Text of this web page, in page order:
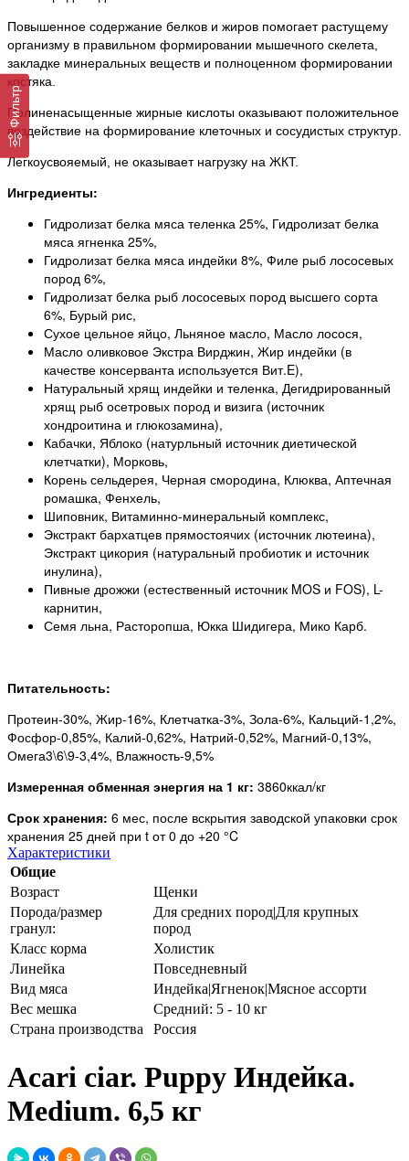
Фильтр
Повышенное содержание белков и жиров помогает растущему
организму в правильном формировании мышечного скелета,
закладке минеральных веществ и полноценном формировании
костяка.
Полиненасыщенные жирные кислоты оказывают положительное
воздействие на формирование клеточных и сосудистых структур.
Легкоусвояемый, не оказывает нагрузку на ЖКТ.
Ингредиенты:
Гидролизат белка мяса теленка 25%, Гидролизат белка
мяса ягненка 25%,
Гидролизат белка мяса индейки 8%, Филе рыб лососевых
пород 6%,
Гидролизат белка рыб лососевых пород высшего сорта
6%, Бурый рис,
Сухое цельное яйцо, Льняное масло, Масло лосося,
Масло оливковое Экстра Вирджин, Жир индейки (в
качестве консерванта используется Вит.E),
Натуральный хрящ индейки и теленка, Дегидрированный
хрящ рыб осетровых пород и визига (источник
хондроитина и глюкозамина),
Кабачки, Яблоко (натурльный источник диетической
клетчатки), Морковь,
Корень сельдерея, Черная смородина, Клюква, Аптечная
ромашка, Фенхель,
Шиповник, Витаминно-минеральный комплекс,
Экстракт бархатцев прямостоячих (источник лютеина),
Экстракт цикория (натуральный пробиотик и источник
инулина),
Пивные дрожжи (естественный источник MOS и FOS), L-
карнитин,
Семя льна, Расторопша, Юкка Шидигера, Мико Карб.
Питательность:
Протеин-30%, Жир-16%, Клетчатка-3%, Зола-6%, Кальций-1,2%,
Фосфор-0,85%, Калий-0,62%, Натрий-0,52%, Магний-0,13%,
Омега3\6\9-3,4%, Влажность-9,5%
Измеренная обменная энергия на 1 кг: 3860ккал/кг
Срок хранения: 6 мес, после вскрытия заводской упаковки срок
хранения 25 дней при t от 0 до +20 °C
Характеристики
Общие
Возраст
Щенки
Порода/размер
гранул:
Для средних пород|Для крупных
пород
Класс корма
Холистик
Линейка
Повседневный
Вид мяса
Индейка|Ягненок|Мясное ассорти
Вес мешка
Средний: 5 - 10 кг
Страна производства
Россия
Acari ciar. Puppy Индейка.
Medium. 6,5 кг